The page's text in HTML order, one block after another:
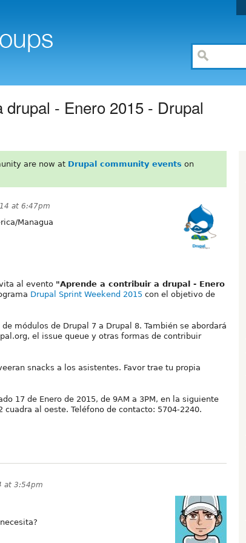
- Enero 2015 - Drupal
are now at Drupal community events on
at 6:47pm
Managua
al evento "Aprende a contribuir a drupal - Enero
Drupal Sprint Weekend 2015 con el objetivo de
módulos de Drupal 7 a Drupal 8. También se abordará
el issue queue y otras formas de contribuir
snacks a los asistentes. Favor trae tu propia
17 de Enero de 2015, de 9AM a 3PM, en la siguiente
cuadra al oeste. Teléfono de contacto: 5704-2240.
at 3:54pm